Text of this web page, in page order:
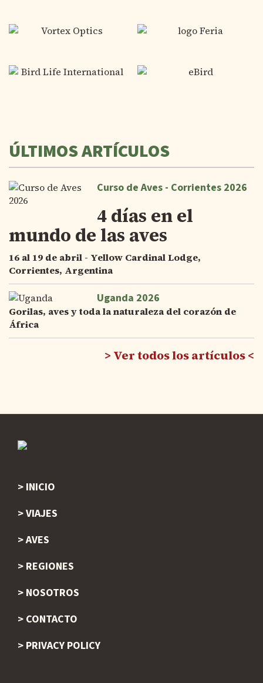
ÚLTIMOS ARTÍCULOS
Curso de Aves - Corrientes 2026
4 días en el
mundo de las aves
16 al 19 de abril - Yellow Cardinal Lodge,
Corrientes, Argentina
Uganda 2026
Gorilas, aves y toda la naturaleza del corazón de
África
Ver todos los artículos
Footer
INICIO
VIAJES
AVES
REGIONES
NOSOTROS
CONTACTO
PRIVACY POLICY